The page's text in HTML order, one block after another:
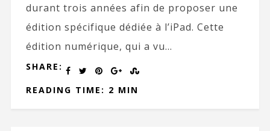
durant trois années afin de proposer une
édition spécifique dédiée à l’iPad. Cette
édition numérique, qui a vu...
SHARE:
READING TIME: 2 MIN